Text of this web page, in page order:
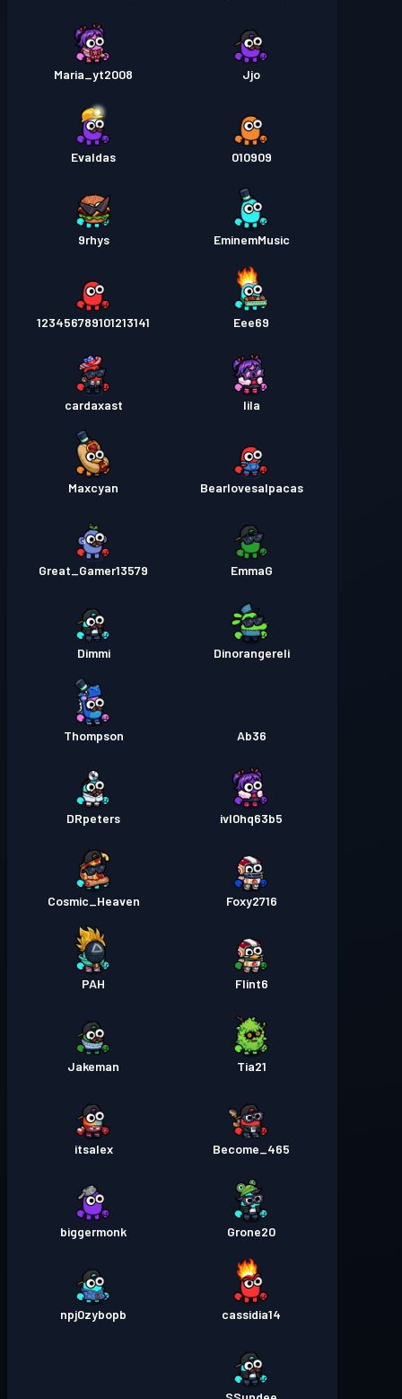
Jjo
Maria_yt2008
010909
Evaldas
EminemMusic
9rhys
Eee69
123456789101213141
lila
cardaxast
Bearlovesalpacas
Maxcyan
EmmaG
Great_Gamer13579
Dinorangereli
Dimmi
Ab36
Thompson
ivl0hq63b5
DRpeters
Foxy2716
Cosmic_Heaven
Flint6
PAH
Tia21
Jakeman
Become_465
itsalex
Grone20
biggermonk
cassidia14
npj0zybopb